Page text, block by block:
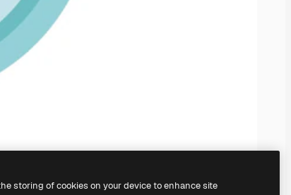
storing of cookies on your device to enhance site